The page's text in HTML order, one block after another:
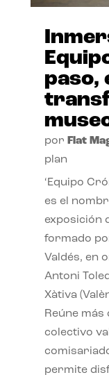
paso,
por Flat
plan
‘Equipo
es el
exposición
formado
Valdés, en
Antoni
Xàtiva
Reúne más
colectivo
permite